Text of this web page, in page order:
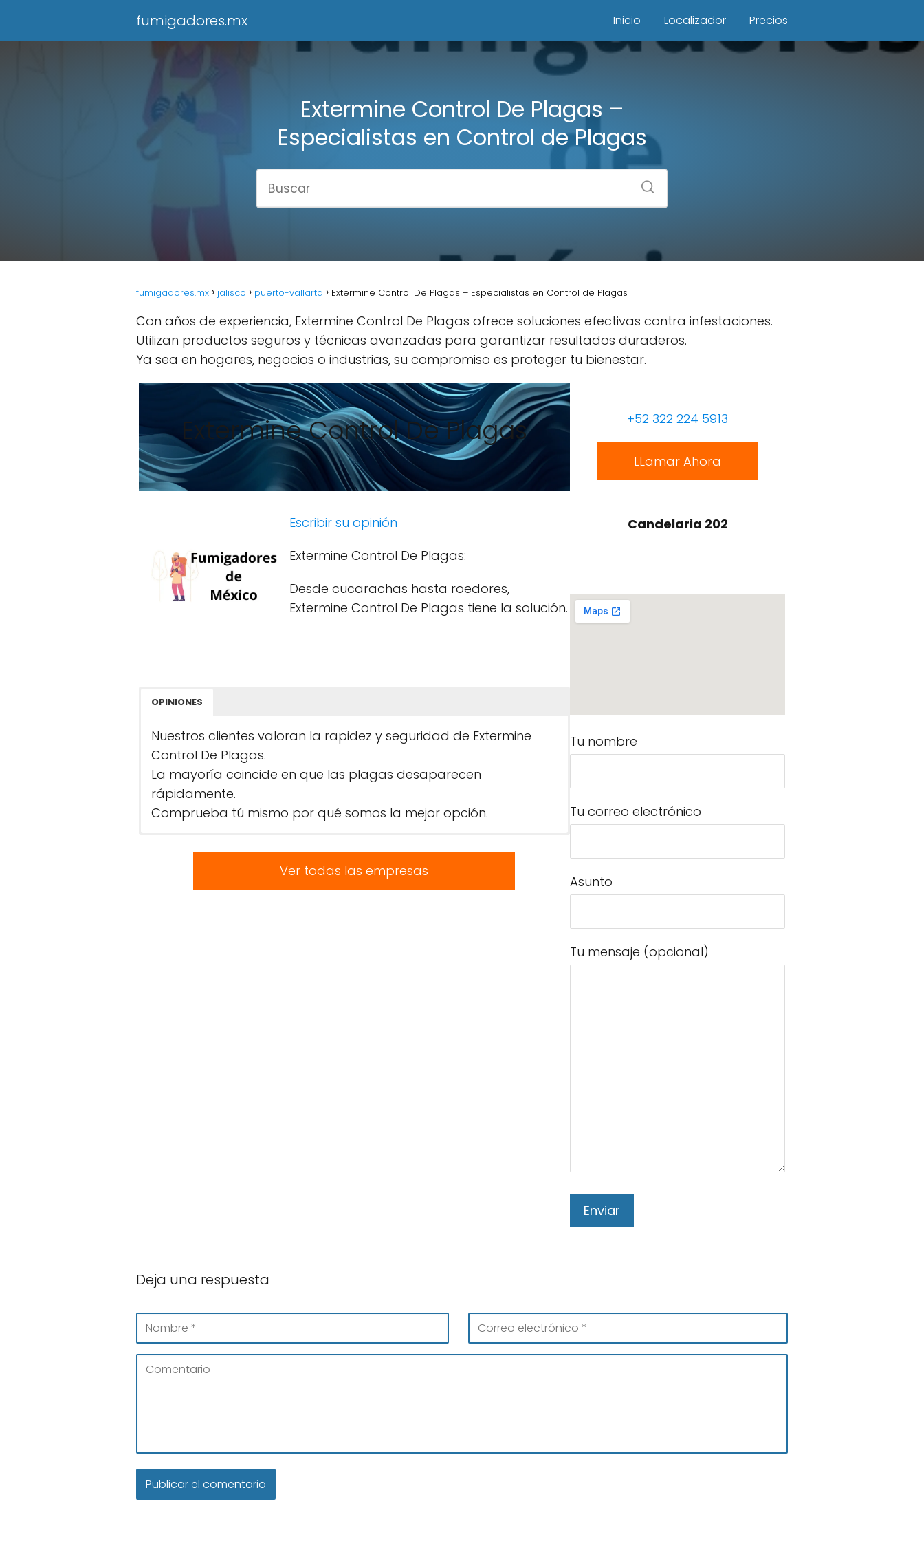
fumigadores.mx Inicio Localizador Precios
Extermine Control De Plagas –
Especialistas en Control de Plagas
fumigadores.mx jalisco puerto-vallarta Extermine Control De Plagas – Especialistas en Control de Plagas
Con años de experiencia, Extermine Control De Plagas ofrece soluciones efectivas contra infestaciones.
Utilizan productos seguros y técnicas avanzadas para garantizar resultados duraderos.
Ya sea en hogares, negocios o industrias, su compromiso es proteger tu bienestar.
Extermine Control De Plagas
Escribir su opinión
Extermine Control De Plagas:
Desde cucarachas hasta roedores,
Extermine Control De Plagas tiene la solución.
OPINIONES
Nuestros clientes valoran la rapidez y seguridad de Extermine
Control De Plagas.
La mayoría coincide en que las plagas desaparecen
rápidamente.
Comprueba tú mismo por qué somos la mejor opción.
Ver todas las empresas
+52 322 224 5913
LLamar Ahora
Candelaria 202
Tu nombre
Tu correo electrónico
Asunto
Tu mensaje (opcional)
Deja una respuesta